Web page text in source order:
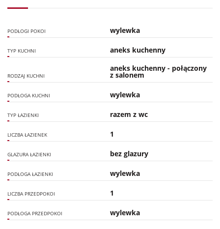
PODŁOGI POKOI wylewka
TYP KUCHNI aneks kuchenny
RODZAJ KUCHNI
aneks kuchenny - połączony
z salonem
PODŁOGA KUCHNI wylewka
TYP ŁAZIENKI razem z wc
LICZBA ŁAZIENEK 1
GLAZURA ŁAZIENKI bez glazury
PODŁOGA ŁAZIENKI wylewka
LICZBA PRZEDPOKOI 1
PODŁOGA PRZEDPOKOI wylewka